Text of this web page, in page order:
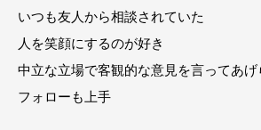
いつも友人から相談されていた
人を笑顔にするのが好き
中立な立場で客観的な意見を言ってあげ
フォローも上手